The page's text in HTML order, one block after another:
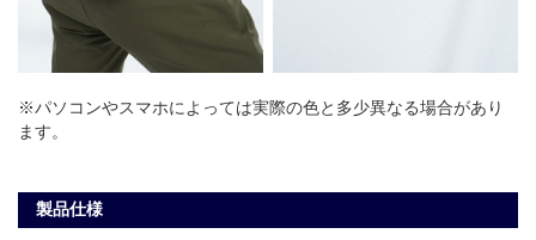
※パソコンやスマホによっては実際の色と多少異なる場合があり
ます。
製品仕様